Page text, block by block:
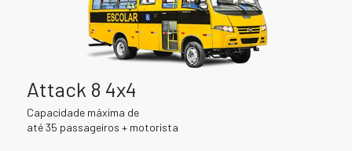
Attack 8 4x4
Capacidade máxima de
até 35 passageiros + motorista